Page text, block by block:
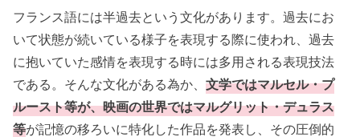
フランス語には半過去という文化があります。過去にお
いて状態が続いている様子を表現する際に使われ、過去
に抱いていた感情を表現する時には多用される表現技法
である。そんな文化がある為か、文学ではマルセル・プ
ルースト等が、映画の世界ではマルグリット・デュラス
等が記憶の移ろいに特化した作品を発表し、その圧倒的